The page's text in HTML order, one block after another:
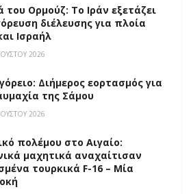
του Ορμούζ: Το Ιράν εξετάζει
διέλευσης για πλοία
Ισραήλ
2026
Διήμερος εορτασμός για
της Σάμου
2026
πολέμου στο Αιγαίο:
μαχητικά αναχαίτισαν
τουρκικά F-16 – Μία